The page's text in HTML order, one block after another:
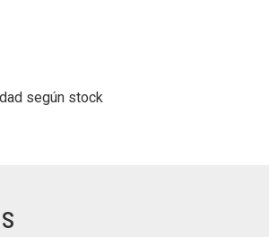
según stock